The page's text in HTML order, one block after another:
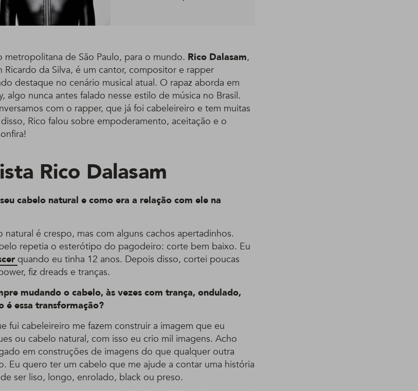
metropolitana de São Paulo, para o mundo. Rico Dalasam,
da Silva, é um cantor, compositor e rapper
destaque no cenário musical atual. O rapaz aborda em
algo nunca antes falado nesse estilo de música no Brasil.
com o rapper, que já foi cabeleireiro e tem muitas
Rico falou sobre empoderamento, aceitação e o
Rico Dalasam
cabelo natural e como era a relação com ele na
natural é crespo, mas com alguns cachos apertadinhos.
repetia o esterótipo do pagodeiro: corte bem baixo. Eu
quando eu tinha 12 anos. Depois disso, cortei poucas
fiz dreads e tranças.
mudando o cabelo, às vezes com trança, ondulado,
essa transformação?
fui cabeleireiro me fazem construir a imagem que eu
ou cabelo natural, com isso eu crio mil imagens. Acho
em construções de imagens do que qualquer outra
Eu quero ter um cabelo que me ajude a contar uma história
ser liso, longo, enrolado, black ou preso.